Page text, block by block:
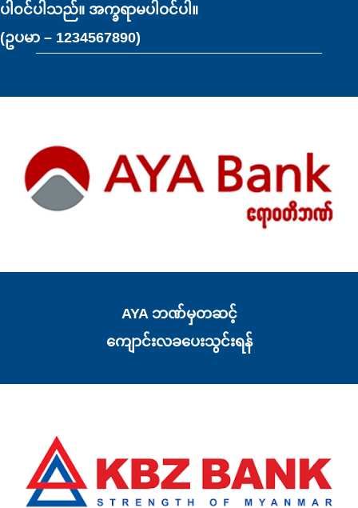
ပါ၀င်ပါသည်။ အက္ခရာမပါဝင်ပါ။
(ဥပမာ – 1234567890)
AYA ဘဏ်မှတဆင့်
ကျောင်းလခပေးသွင်းရန်